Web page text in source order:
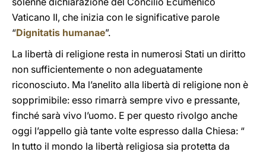
Vaticano II, che inizia con le significative parole
“Dignitatis humanae”.
La libertà di religione resta in numerosi Stati un diritto
non sufficientemente o non adeguatamente
riconosciuto. Ma l’anelito alla libertà di religione non è
sopprimibile: esso rimarrà sempre vivo e pressante,
finché sarà vivo l’uomo. E per questo rivolgo anche
oggi l’appello già tante volte espresso dalla Chiesa: “
In tutto il mondo la libertà religiosa sia protetta da